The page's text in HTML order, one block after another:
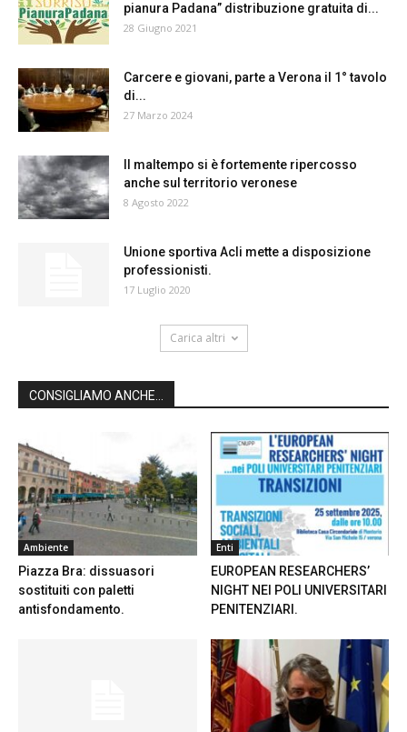
pianura Padana” distribuzione gratuita di...
28 Giugno 2021
Carcere e giovani, parte a Verona il 1° tavolo
di...
27 Marzo 2024
Il maltempo si è fortemente ripercosso
anche sul territorio veronese
8 Agosto 2022
Unione sportiva Acli mette a disposizione
professionisti.
17 Luglio 2020
Carica altri
CONSIGLIAMO ANCHE...
Ambiente
Piazza Bra: dissuasori
sostituiti con paletti
antisfondamento.
Enti
EUROPEAN RESEARCHERS’
NIGHT NEI POLI UNIVERSITARI
PENITENZIARI.